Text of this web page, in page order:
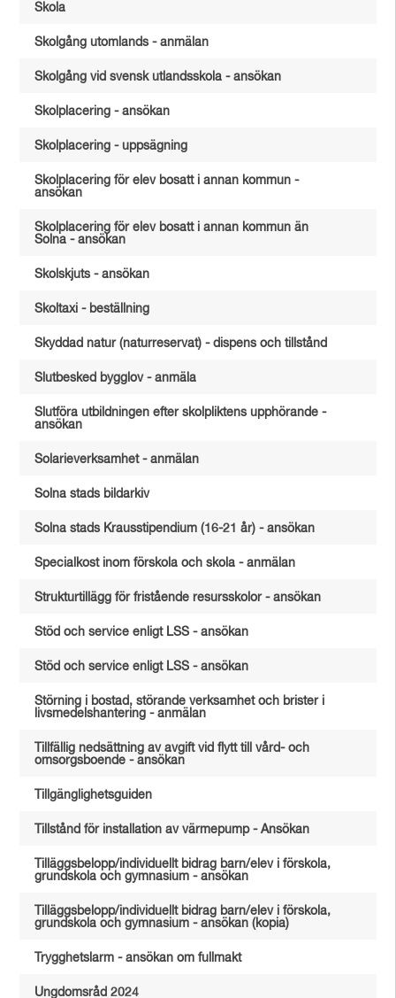
Skola
Skolgång utomlands - anmälan
Skolgång vid svensk utlandsskola - ansökan
Skolplacering - ansökan
Skolplacering - uppsägning
Skolplacering för elev bosatt i annan kommun -
ansökan
Skolplacering för elev bosatt i annan kommun än
Solna - ansökan
Skolskjuts - ansökan
Skoltaxi - beställning
Skyddad natur (naturreservat) - dispens och tillstånd
Slutbesked bygglov - anmäla
Slutföra utbildningen efter skolpliktens upphörande -
ansökan
Solarieverksamhet - anmälan
Solna stads bildarkiv
Solna stads Krausstipendium (16-21 år) - ansökan
Specialkost inom förskola och skola - anmälan
Strukturtillägg för fristående resursskolor - ansökan
Stöd och service enligt LSS - ansökan
Stöd och service enligt LSS - ansökan
Störning i bostad, störande verksamhet och brister i
livsmedelshantering - anmälan
Tillfällig nedsättning av avgift vid flytt till vård- och
omsorgsboende - ansökan
Tillgänglighetsguiden
Tillstånd för installation av värmepump - Ansökan
Tilläggsbelopp/individuellt bidrag barn/elev i förskola,
grundskola och gymnasium - ansökan
Tilläggsbelopp/individuellt bidrag barn/elev i förskola,
grundskola och gymnasium - ansökan (kopia)
Trygghetslarm - ansökan om fullmakt
Ungdomsråd 2024